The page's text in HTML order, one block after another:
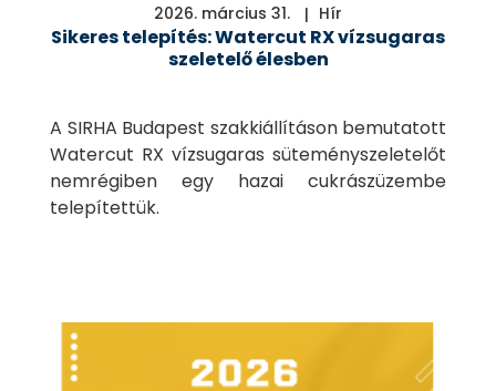
2026. március 31. Hír
Sikeres telepítés: Watercut RX vízsugaras
szeletelő élesben
A SIRHA Budapest szakkiállításon bemutatott
Watercut RX vízsugaras süteményszeletelőt
nemrégiben egy hazai cukrászüzembe
telepítettük.